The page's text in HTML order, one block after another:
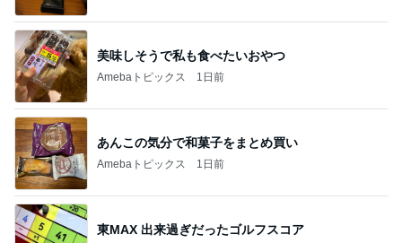
美味しそうで私も食べたいおやつ
Amebaトピックス 1日前
あんこの気分で和菓子をまとめ買い
Amebaトピックス 1日前
東MAX 出来過ぎだったゴルフスコア